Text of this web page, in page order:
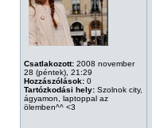
Csatlakozott: 2008 november
28 (péntek), 21:29
Hozzászólások: 0
Tartózkodási hely: Szolnok city,
ágyamon, laptoppal az
ölemben^^ <3